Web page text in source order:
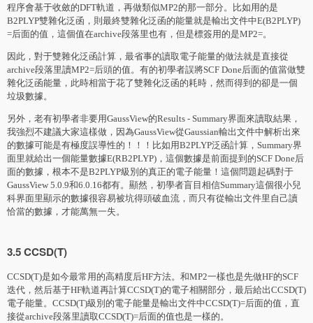
程序會基于收斂的DFT軌道，再做類似MP2的那一部分。比如用的是
B2PLYP雙雜化泛函，則最終雙雜化泛函的能量就是輸出文件中E(B2PLYP)
=后面的值，這個值在archive段落里也有，但是標簽用的是MP2=。
因此，對于雙雜化泛函計算，最省事的讀取電子能量的做法就是直接從
archive段落里讀MP2=后頭的值。有的初學者誤將SCF Done后面的值當做雙
雜化泛函能量，此時相當于花了雙雜化泛函的耗時，然而得到的卻是一個
垃圾數據。
另外，老有初學者非要用GaussView的Results - Summary界面來讀取結果，
我強烈不建議大家這樣做，因為GaussView從Gaussian輸出文件中解析出來
的數據可能是有極度誤導性的！！！比如用B2PLYP泛函計算，Summary界
面里就給出一個能量數據E(RB2PLYP)，這個數據是前面提到的SCF Done后
面的數據，根本不是B2PLYP級別的真正的電子能量！這個問題起碼對于
GaussView 5.0.9和6.0.16都有。顯然，初學者盲目相信Summary這個很小兒
科界面里顯示的數據很容易被坑得頭破血流，而只有從輸出文件里自己讀
恰當的數據，才能萬無一失。
3.5 CCSD(T)
CCSD(T)是如今最常用的高精度后HF方法。和MP2一樣也是先做HF的SCF
迭代，然后基于HF軌道再計算CCSD(T)的電子相關部分，最后給出CCSD(T)
電子能量。CCSD(T)級別的電子能量是輸出文件中CCSD(T)=后面的值，直
接從archive段落里讀取CCSD(T)=后面的值也是一樣的。